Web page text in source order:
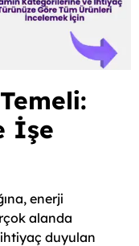
İşe
enerji
alanda
duyulan